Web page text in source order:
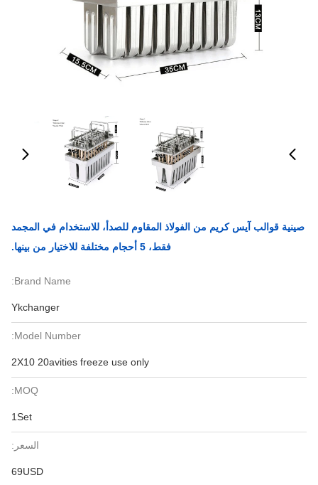
صينية قوالب آيس كريم من الفولاذ المقاوم للصدأ، للاستخدام في المجمد
فقط، 5 أحجام مختلفة للاختيار من بينها.
Brand Name:
Ykchanger
Model Number:
2X10 20avities freeze use only
MOQ:
1Set
السعر:
69USD